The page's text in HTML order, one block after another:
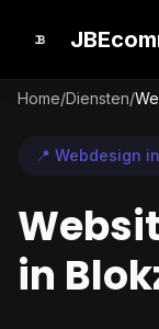
Home/Diensten/
📍 Webdesign
in